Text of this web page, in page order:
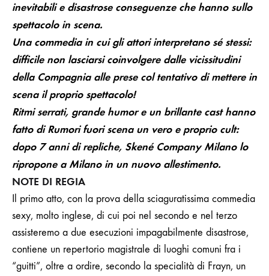
inevitabili e disastrose conseguenze che hanno sullo
spettacolo in scena.
Una commedia in cui gli attori interpretano sé stessi:
difficile non lasciarsi coinvolgere dalle vicissitudini
della Compagnia alle prese col tentativo di mettere in
scena il proprio spettacolo!
Ritmi serrati, grande humor e un brillante cast hanno
fatto diRumori fuori scenaun vero e proprio cult:
dopo 7 anni di repliche, Skené Company Milano lo
ripropone a Milano in un nuovo allestimento.
NOTE DI REGIA
Il primo atto, con la prova della sciaguratissima commedia
sexy, molto inglese, di cui poi nel secondo e nel terzo
assisteremo a due esecuzioni impagabilmente disastrose,
contiene un repertorio magistrale di luoghi comuni fra i
“guitti”, oltre a ordire, secondo la specialità di Frayn, un